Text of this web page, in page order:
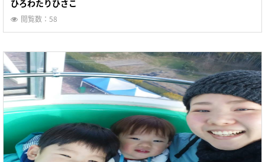
ひろわたりひさこ
閲覧数：58